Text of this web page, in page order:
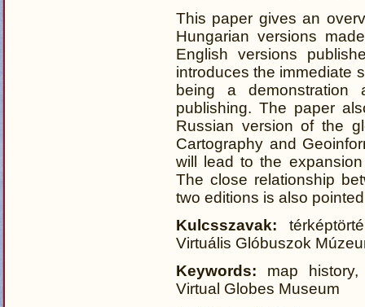
This paper gives an
Hungarian versions
English versions
introduces the immediate
being a
publishing. The paper
Russian version of the
Cartography and
will lead to the
The close relationship
two editions is also
Kulcsszavak:
Virtuális Glóbuszok
Keywords: map
Virtual Globes Museum